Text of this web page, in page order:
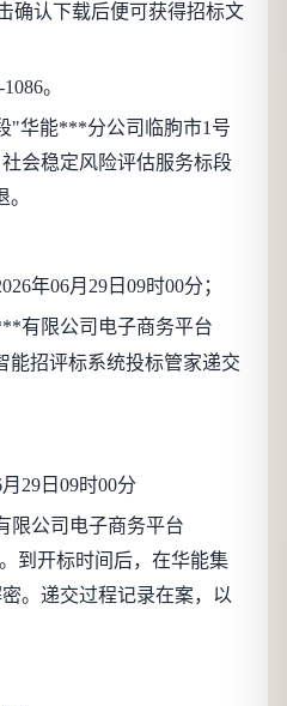
确认下载后便可获得招标文
。
"华能***分公司临朐市1号
会稳定风险评估服务标段
年06月29日09时00分 ；
有限公司电子商务平台
能招评标系统投标管家递交
29日09时00分
限公司电子商务平台
。到开标时间后，在华能集
。递交过程记录在案，以